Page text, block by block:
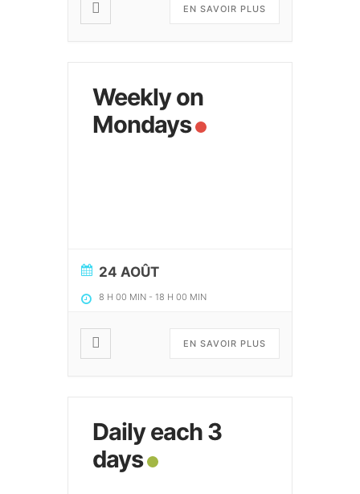
EN SAVOIR PLUS
Weekly on
Mondays
24 AOÛT
8 H 00 MIN - 18 H 00 MIN
EN SAVOIR PLUS
Daily each 3
days